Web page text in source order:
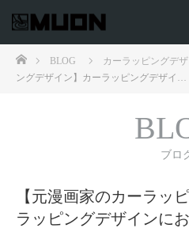
ホームBLOG カーラッピングデ
ングデザイン】カーラッピングデザイ…
ブロ
【元漫画家のカーラッ
ラッピングデザインに